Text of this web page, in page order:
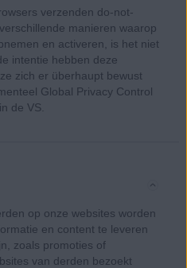
verzenden do-not-
manieren waarop
en activeren, is het niet
intentie hebben deze
zich er überhaupt bewust
Global Privacy Control
de VS.
op onze websites worden
en content te leveren
zoals promoties of
van derden bezoekt